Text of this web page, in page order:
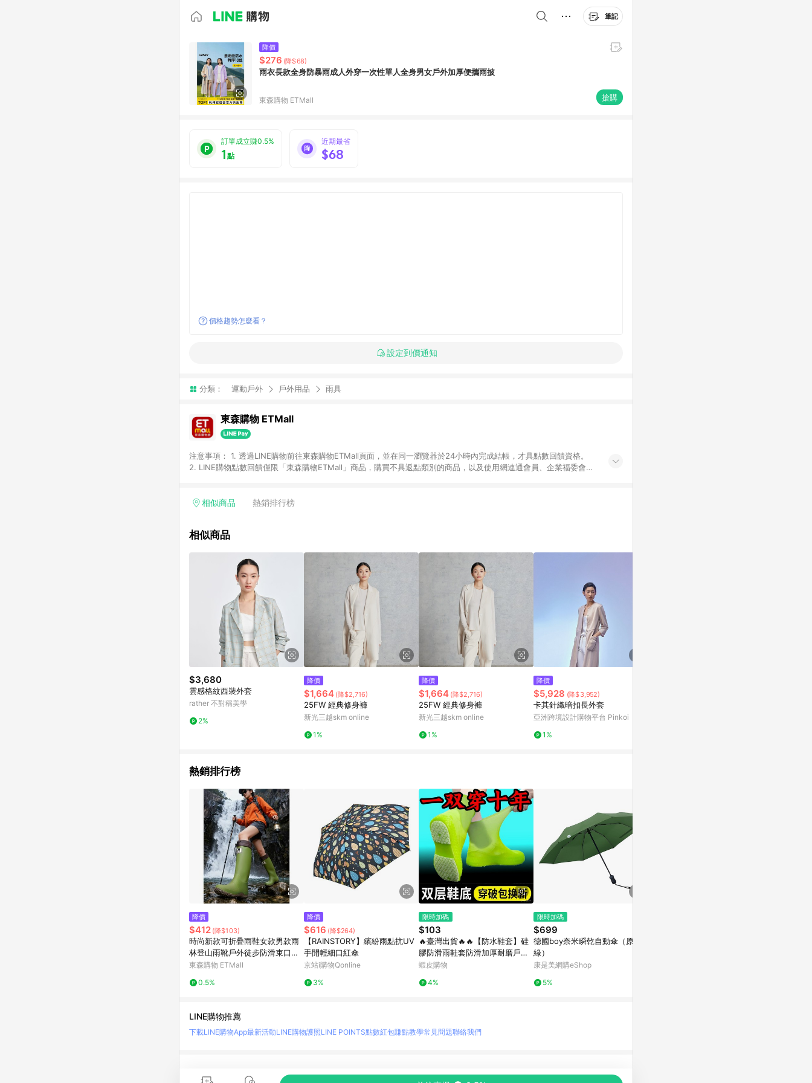
筆記
降價
$276 (降$68)
雨衣長款全身防暴雨成人外穿一次性單人全身男女戶外加厚便攜雨披
東森購物 ETMall 搶購
訂單成立賺0.5%
1點
近期最省
$68
價格趨勢怎麼看？
設定到價通知
分類： 運動戶外 戶外用品 雨具
東森購物 ETMall
注意事項： 1. 透過LINE購物前往東森購物ETMall頁面，並在同一瀏覽器於24小時內完成結帳，才具點數回饋資格。
2. LINE購物點數回饋僅限「東森購物ETMall」商品，購買不具返點類別的商品，以及使用網連通會員、企業福委會員
「草莓網」全館商品。 4. 如取消訂單、退貨、退款或購物中登出東森購物ETMall，將無法獲得點數回饋。 5. 點數回
面顯示為準。 7. LINE購物設有「單一商品最高回饋點數」機制(特殊活動時開放「回饋無上限」)，以同一訂單中同一
品資料更新會有時間差，如顯示之商品規格、顏色、價位、贈品與東森購物ETMall銷售網頁不符，以銷售網頁標示為
準。 9. 若有贈點爭議，請務必於訂單日期+180天以內至LINE購物客服洽詢；若超過180天(含)以上進行申訴，恕無法
贈點回饋。 10. 部分點數紅包僅限指定商品使用，或不適用於無回饋商品。各點數紅包之適用商品與使用條件請依點數
紅包頁面規則為準。
相似商品 熱銷排行榜
相似商品
$3,680
雲感格紋西裝外套
rather 不對稱美學
2%
降價
$1,664 (降$2,716)
25FW 經典修身褲
新光三越skm online
1%
降價
$1,664 (降$2,716)
25FW 經典修身褲
新光三越skm online
1%
降價
$5,928 (降$3,952)
卡其針織暗扣長外套
亞洲跨境設計購物平台 Pinkoi
1%
熱銷排行榜
降價
$412 (降$103)
時尚新款可折疊雨鞋女款男款雨
林登山雨靴戶外徒步防滑束口防
水鞋
東森購物 ETMall
0.5%
降價
$616 (降$264)
【RAINSTORY】繽紛雨點抗UV
手開輕細口紅傘
京站i購物Qonline
3%
限時加碼
$103
🔥臺灣出貨🔥🔥【防水鞋套】硅
膠防滑雨鞋套防滑加厚耐磨戶外
防水防雨男女雨靴套 FOWG
蝦皮購物
4%
限時加碼
$699
德國boy奈米瞬乾自動傘（原野
綠）
康是美網購eShop
5%
LINE購物推薦
下載LINE購物App最新活動LINE購物護照LINE POINTS點數紅包賺點教學常見問題聯絡我們
LINE 購物是匯集購物情報與商品資訊的整合性平台，並依購物情報中的趨勢與風格做合作網路商家的延伸商品推薦，商品資料更新會有